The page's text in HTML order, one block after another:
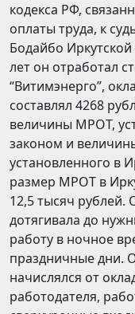
кодекса РФ,
оплаты труда, к
Бодайбо
лет он отработал
“Витимэнерго”,
составлял 4268
величины МРОТ,
законом и
установленного в
размер МРОТ в
12,5 тысяч рублей.
дотягивала до
работу в ночное
праздничные дни.
начислялся от
работодателя,